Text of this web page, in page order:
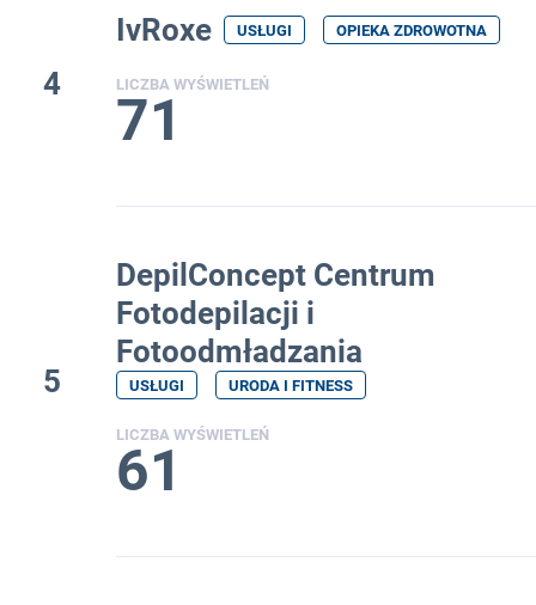
4
IvRoxe USŁUGI OPIEKA ZDROWOTNA
LICZBA WYŚWIETLEŃ
71
5
DepilConcept Centrum
Fotodepilacji i
Fotoodmładzania
USŁUGI URODA I FITNESS
LICZBA WYŚWIETLEŃ
61